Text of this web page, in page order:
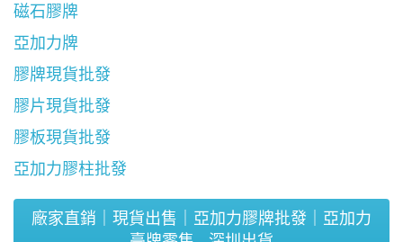
磁石膠牌
亞加力牌
膠牌現貨批發
膠片現貨批發
膠板現貨批發
亞加力膠柱批發
廠家直銷｜現貨出售｜亞加力膠牌批發｜亞加力